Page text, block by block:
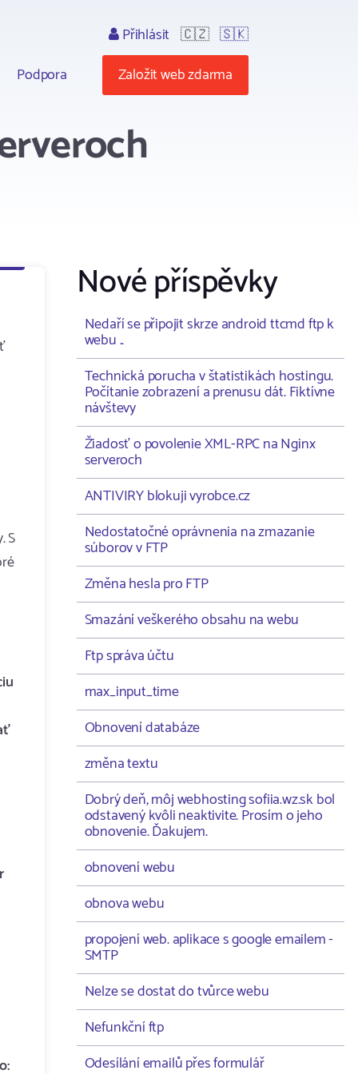
Podpora
Přihlásit 🇨🇿 🇸🇰
Založit web zdarma
S
Nové příspěvky
Nedaří se připojit skrze android ttcmd ftp k
webu ..
Technická porucha v štatistikách hostingu.
Počítanie zobrazení a prenusu dát. Fiktívne
návštevy
Žiadosť o povolenie XML-RPC na Nginx
serveroch
ANTIVIRY blokuji vyrobce.cz
Nedostatočné oprávnenia na zmazanie
súborov v FTP
Změna hesla pro FTP
Smazání veškerého obsahu na webu
Ftp správa účtu
max_input_time
Obnovení databáze
změna textu
Dobrý deň, môj webhosting sofiia.wz.sk bol
odstavený kvôli neaktivite. Prosím o jeho
obnovenie. Ďakujem.
obnovení webu
obnova webu
propojení web. aplikace s google emailem -
SMTP
Nelze se dostat do tvůrce webu
Nefunkční ftp
Odesílání emailů přes formulář